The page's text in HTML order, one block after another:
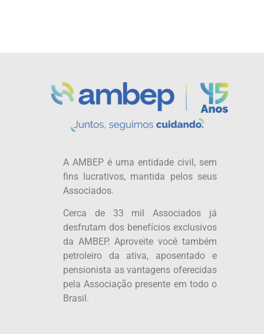
A AMBEP é uma entidade civil, sem
fins lucrativos, mantida pelos seus
Associados.
Cerca de 33 mil Associados já
desfrutam dos benefícios exclusivos
da AMBEP. Aproveite você também
petroleiro da ativa, aposentado e
pensionista as vantagens oferecidas
pela Associação presente em todo o
Brasil.